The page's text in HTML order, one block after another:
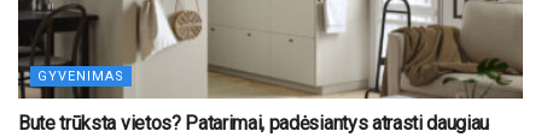
GYVENIMAS
Bute trūksta vietos? Patarimai, padėsiantys atrasti daugiau